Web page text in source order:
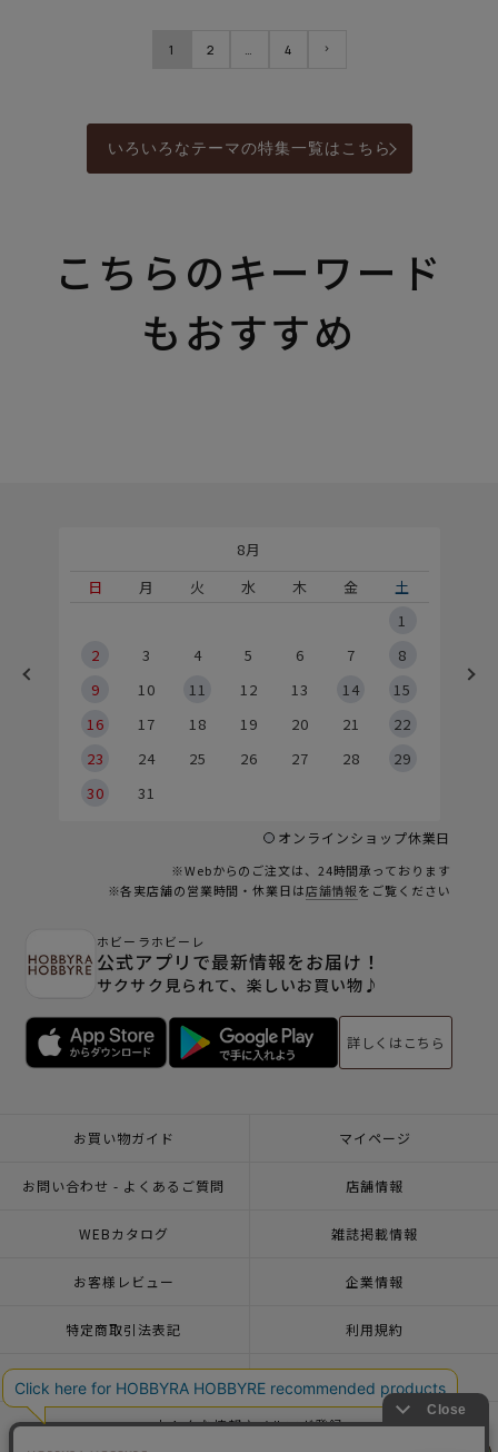
1 2 4
いろいろなテーマの特集一覧はこちら
こちらのキーワード
もおすすめ
8月
日
月 火 水 木 金
土
1
2
3 4 5 6 7
8
9
10 11 12 13 14
15
16
17 18 19 20 21
22
23
24 25 26 27 28
29
30
31
オンラインショップ休業日
※Webからのご注文は、24時間承っております
※各実店舗の営業時間・休業日は店舗情報をご覧ください
ホビーラホビーレ
公式アプリで最新情報をお届け！
サクサク見られて、楽しいお買い物♪
詳しくはこちら
お買い物ガイド マイページ
お問い合わせ - よくあるご質問 店舗情報
WEBカタログ 雑誌掲載情報
お客様レビュー 企業情報
特定商取引法表記 利用規約
一緒に働こう♪求人情報
おトクな情報♪メルマガ登録